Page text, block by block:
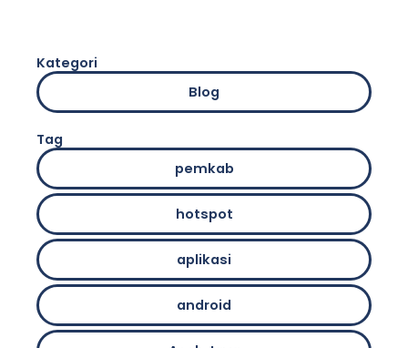
Kategori
Blog
Tag
pemkab
hotspot
aplikasi
android